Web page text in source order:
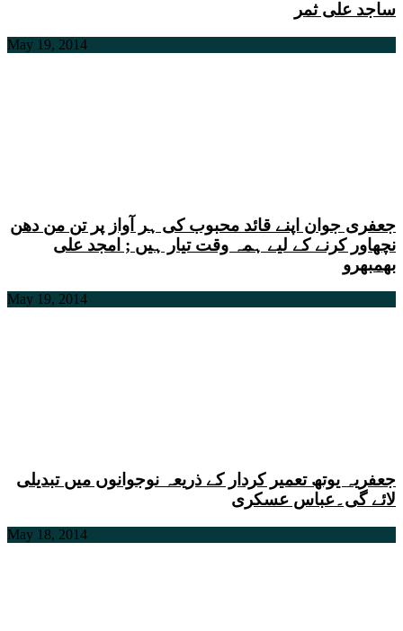
ساجد علی ثمر
May 19, 2014
جعفری جوان اپنے قائد محبوب کی ہر آواز پر تن من دھن
نچھاور کرنے کے لیے ہمہ وقت تیار ہیں ; امجد علی
بھمبھرو
May 19, 2014
جعفریہ یوتھ تعمیر کردار کے ذریعہ نوجوانوں میں تبدیلی
لائے گی۔عباس عسکری
May 18, 2014